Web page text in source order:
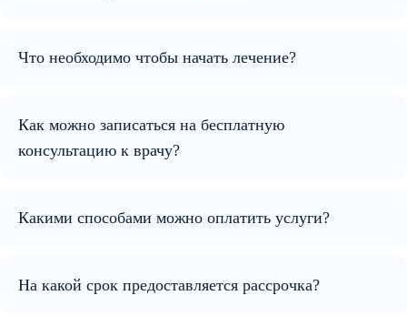
Что необходимо чтобы начать лечение?
Как можно записаться на бесплатную
консультацию к врачу?
Какими способами можно оплатить услуги?
На какой срок предоставляется рассрочка?